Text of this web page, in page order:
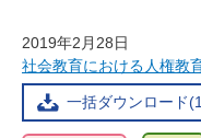
2019年2月28日
社会教育における人権教
一括ダウンロード